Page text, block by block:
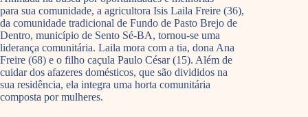
para sua comunidade, a agricultora Isis Laila Freire (36),
da comunidade tradicional de Fundo de Pasto Brejo de
Dentro, município de Sento Sé-BA, tornou-se uma
liderança comunitária. Laila mora com a tia, dona Ana
Freire (68) e o filho caçula Paulo César (15). Além de
cuidar dos afazeres domésticos, que são divididos na
sua residência, ela integra uma horta comunitária
composta por mulheres.